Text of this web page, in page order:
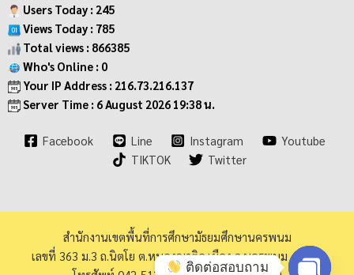
Users Today : 245
Views Today : 785
Total views : 866385
Who's Online : 0
Your IP Address : 216.73.216.137
Server Time : 6 August 2026 19:38 น.
Facebook Line Instagram
Youtube
TIKTOK
Twitter
สำนักงานเขตพื้นที่การศึกษามัธยมศึกษานครพนม
เลขที่ 363 ม.3 ถ.นิตโย ต.หนองญาติอ.เมือง จ.นครพนม 48000
ติดต่อสอบถาม